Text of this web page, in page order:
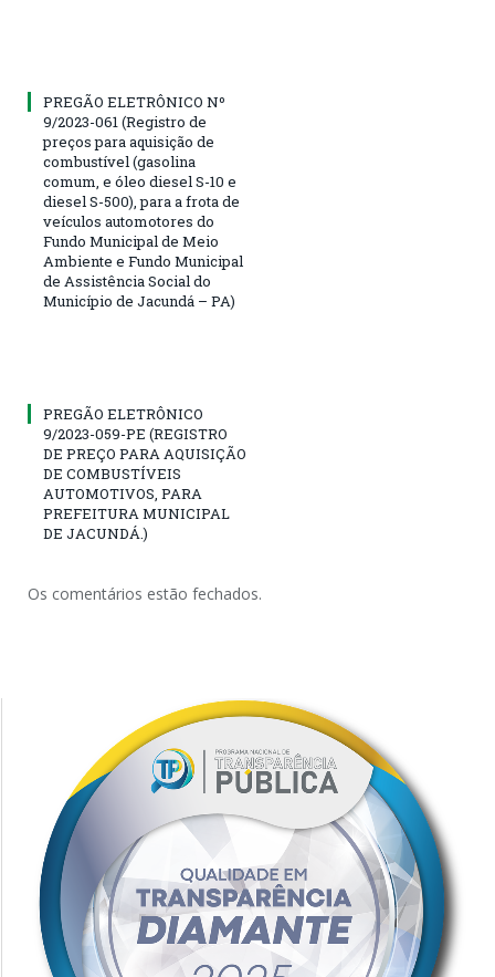
PREGÃO ELETRÔNICO Nº
9/2023-061 (Registro de
preços para aquisição de
combustível (gasolina
comum, e óleo diesel S-10 e
diesel S-500), para a frota de
veículos automotores do
Fundo Municipal de Meio
Ambiente e Fundo Municipal
de Assistência Social do
Município de Jacundá – PA)
PREGÃO ELETRÔNICO
9/2023-059-PE (REGISTRO
DE PREÇO PARA AQUISIÇÃO
DE COMBUSTÍVEIS
AUTOMOTIVOS, PARA
PREFEITURA MUNICIPAL
DE JACUNDÁ.)
Os comentários estão fechados.